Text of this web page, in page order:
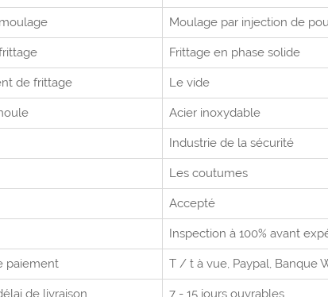
Moulage par injection de
Frittage en phase solide
de frittage Le vide
Acier inoxydable
Industrie de la sécurité
Les coutumes
Accepté
Inspection à 100% avant
paiement T / t à vue, Paypal, Banque
de livraison 7 - 15 jours ouvrables